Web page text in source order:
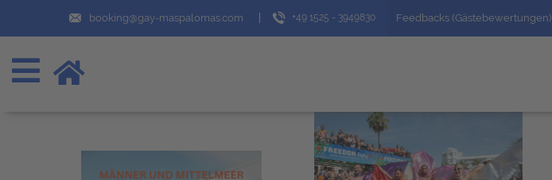
booking@gay-maspalomas.com +49 1525 - 3949830 Feedbacks (Gästebewertungen)